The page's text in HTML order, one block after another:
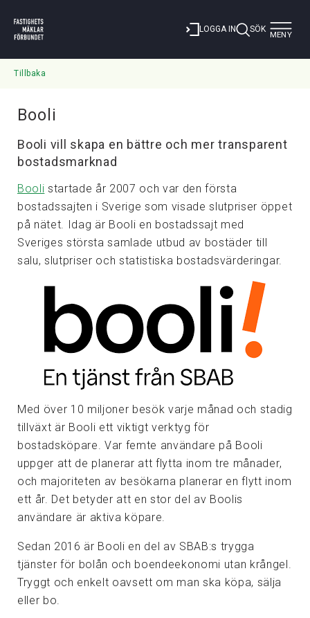
LOGGA IN SÖK Toggle
MENY
Tillbaka
Booli
Booli vill skapa en bättre och mer transparent
bostadsmarknad
Booli startade år 2007 och var den första
bostadssajten i Sverige som visade slutpriser öppet
på nätet. Idag är Booli en bostadssajt med
Sveriges största samlade utbud av bostäder till
salu, slutpriser och statistiska bostadsvärderingar.
Med över 10 miljoner besök varje månad och stadig
tillväxt är Booli ett viktigt verktyg för
bostadsköpare. Var femte användare på Booli
uppger att de planerar att flytta inom tre månader,
och majoriteten av besökarna planerar en flytt inom
ett år. Det betyder att en stor del av Boolis
användare är aktiva köpare.
Sedan 2016 är Booli en del av SBAB:s trygga
tjänster för bolån och boendeekonomi utan krångel.
Tryggt och enkelt oavsett om man ska köpa, sälja
eller bo.